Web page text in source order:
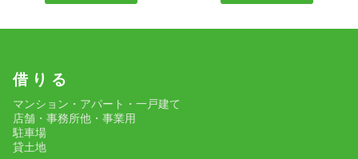
借 り る
マンション・アパート・一戸建て
店舗・事務所他・事業用
駐車場
貸土地